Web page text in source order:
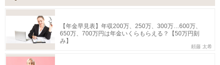
【年金早見表】年収200万、250万、300万…600万、
650万、700万円は年金いくらもらえる？【50万円刻
み】
頼藤 太希